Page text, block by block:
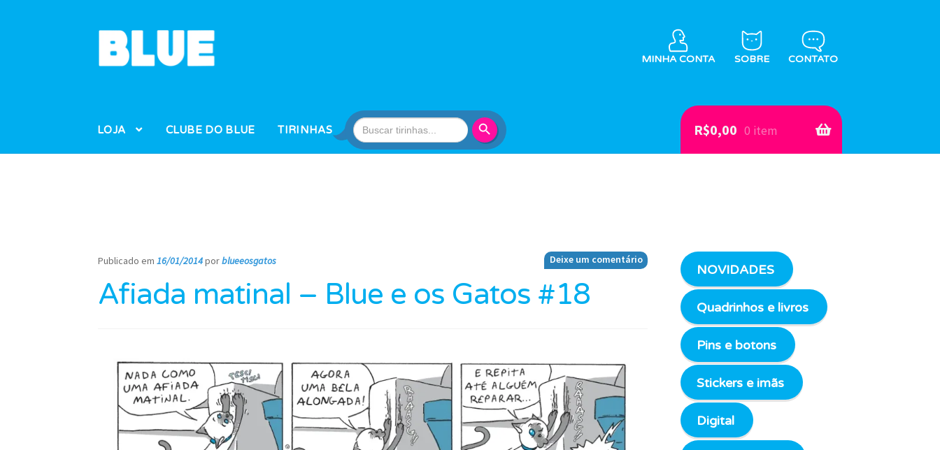
Pular
para
Pular
para
MINHA CONTA SOBRE CONTATO
LOJA CLUBE DO BLUE TIRINHAS
Search
for:
R$0,00 0 item
Publicado em16/01/2014porblueeosgatos Deixe um comentário
Afiada matinal – Blue e os Gatos #18
NOVIDADES
Quadrinhos e livros
Pins e botons
Stickers e imãs
Digital